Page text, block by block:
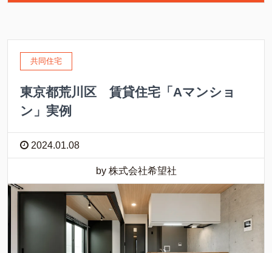
共同住宅
東京都荒川区 賃貸住宅「Aマンショ
ン」実例
2024.01.08
by 株式会社希望社